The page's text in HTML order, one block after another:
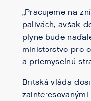
„Pracujeme na
palivách, avšak
plyne bude
ministerstvo pre
a priemyselnú
Britská vláda